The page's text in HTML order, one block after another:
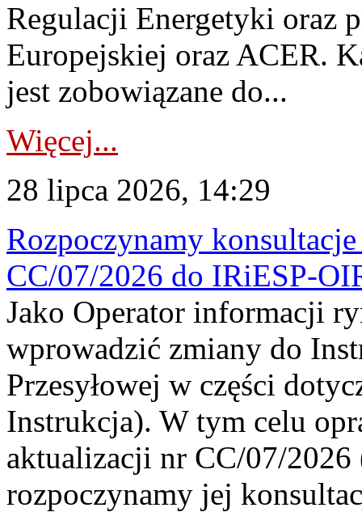
Regulacji Energetyki oraz
Europejskiej oraz ACER.
jest zobowiązane do...
Więcej...
28 lipca 2026, 14:29
Rozpoczynamy
CC/07/2026 do IRiESP-
Jako Operator informacji
wprowadzić zmiany do
Przesyłowej w części
Instrukcja). W tym celu
aktualizacji nr CC/07/
rozpoczynamy jej